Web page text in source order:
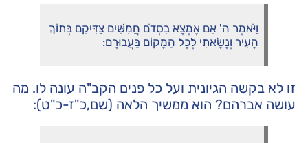
וַיֹּאמֶר ה' אִם אֶמְצָא בִסְדֹם חֲמִשִּׁים צַדִּיקִם בְּתוֹךְ
הָעִיר וְנָשָׂאתִי לְכָל הַמָּקוֹם בַּעֲבוּרָם:
זו לא בקשה הגיונית ועל כל פנים הקב"ה עונה לו. מה
עושה אברהם? הוא ממשיך הלאה (שם,כ"ז-כ"ט):